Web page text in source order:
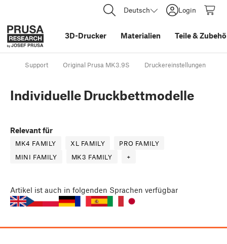
Deutsch Login
3D-Drucker Materialien Teile&
Support Original Prusa MK3.9S Druckereinstellungen
Individuelle Druckbettmodelle
Relevant für
MK4 FAMILY XL FAMILY
PRO FAMILY
MINI FAMILY
MK3 FAMILY +
Artikel ist auch in folgenden Sprachen verfügbar